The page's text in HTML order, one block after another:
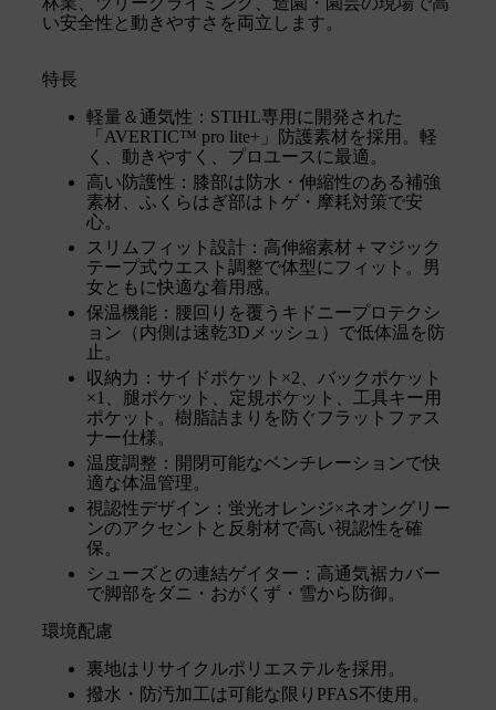
い安全性と動きやすさを両立します。
特長
軽量＆通気性：STIHL専用に開発された
「AVERTIC™ pro lite+」防護素材を採用。軽
く、動きやすく、プロユースに最適。
高い防護性：膝部は防水・伸縮性のある補強
素材、ふくらはぎ部はトゲ・摩耗対策で安
心。
スリムフィット設計：高伸縮素材＋マジック
テープ式ウエスト調整で体型にフィット。男
女ともに快適な着用感。
保温機能：腰回りを覆うキドニープロテクシ
ョン（内側は速乾3Dメッシュ）で低体温を防
止。
収納力：サイドポケット×2、バックポケット
×1、腿ポケット、定規ポケット、工具キー用
ポケット。樹脂詰まりを防ぐフラットファス
ナー仕様。
温度調整：開閉可能なベンチレーションで快
適な体温管理。
視認性デザイン：蛍光オレンジ×ネオングリー
ンのアクセントと反射材で高い視認性を確
保。
シューズとの連結ゲイター：高通気裾カバー
で脚部をダニ・おがくず・雪から防御。
環境配慮
裏地はリサイクルポリエステルを採用。
撥水・防汚加工は可能な限りPFAS不使用。